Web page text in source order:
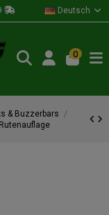
Deutsch
0
& Buzzerbars